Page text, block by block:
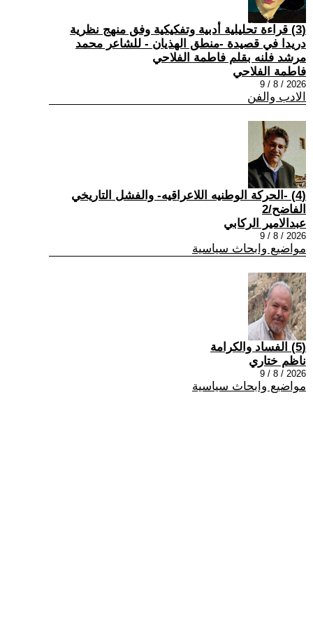
(3) قراءة تحليلية أدبية وتفكيكية وفق منهج نظرية
دريدا في قصيدة -منطق الهذيان - للشاعر محمد
مرشد فلنه بقلم فاطمة الفلاحي
فاطمة الفلاحي
2026 / 8 / 9
الادب والفن
(4) -الحركة الوطنيه اللاعراقيه- والفشل التاريخي
الفاضح/2
عبدالامير الركابي
2026 / 8 / 9
مواضيع وابحاث سياسية
(5) الفساد والكرامة
ناظم ختاري
2026 / 8 / 9
مواضيع وابحاث سياسية